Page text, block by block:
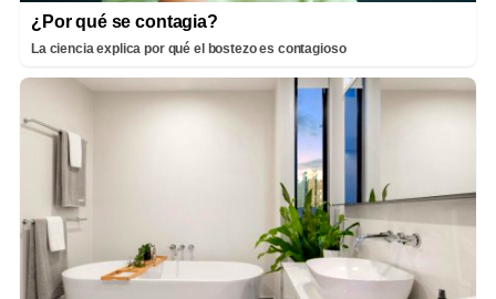
¿Por qué se contagia?
La ciencia explica por qué el bostezo es contagioso